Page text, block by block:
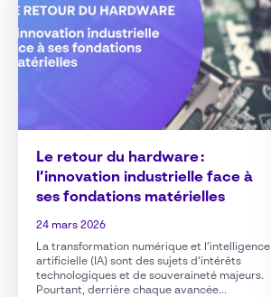
Le retour du hardware :
l’innovation industrielle face à
ses fondations matérielles
24 mars 2026
La transformation numérique et l’intelligence
artificielle (IA) sont des sujets d’intérêts
technologiques et de souveraineté majeurs.
Pourtant, derrière chaque avancée...